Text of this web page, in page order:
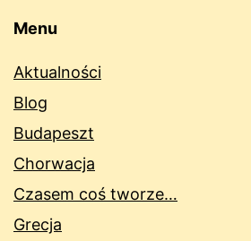
Menu
Aktualności
Blog
Budapeszt
Chorwacja
Czasem coś tworze…
Grecja